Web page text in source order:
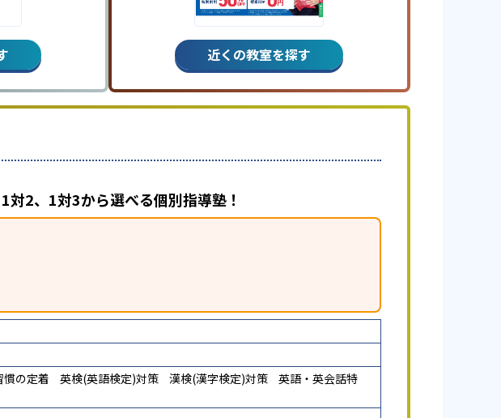
近くの教室を探す
2、1対3から選べる個別指導塾！
慣の定着 英検(英語検定)対策 漢検(漢字検定)対策
英語・英会話特